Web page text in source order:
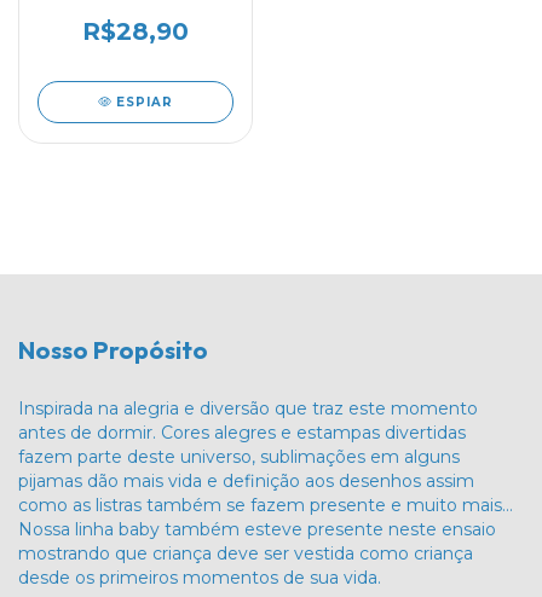
2070903
R$28,90
ESPIAR
Nosso Propósito
Inspirada na alegria e diversão que traz este momento
antes de dormir. Cores alegres e estampas divertidas
fazem parte deste universo, sublimações em alguns
pijamas dão mais vida e definição aos desenhos assim
como as listras também se fazem presente e muito mais…
Nossa linha baby também esteve presente neste ensaio
mostrando que criança deve ser vestida como criança
desde os primeiros momentos de sua vida.